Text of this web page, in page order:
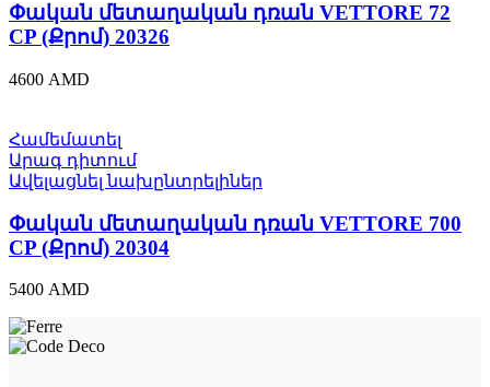
Փական մետաղական դռան VЕTTORE 72
CP (Քրոմ) 20326
4600 AMD
Համեմատել
Արագ դիտում
Ավելացնել նախընտրելիներ
Փական մետաղական դռան VЕTTORE 700
CP (Քրոմ) 20304
5400 AMD